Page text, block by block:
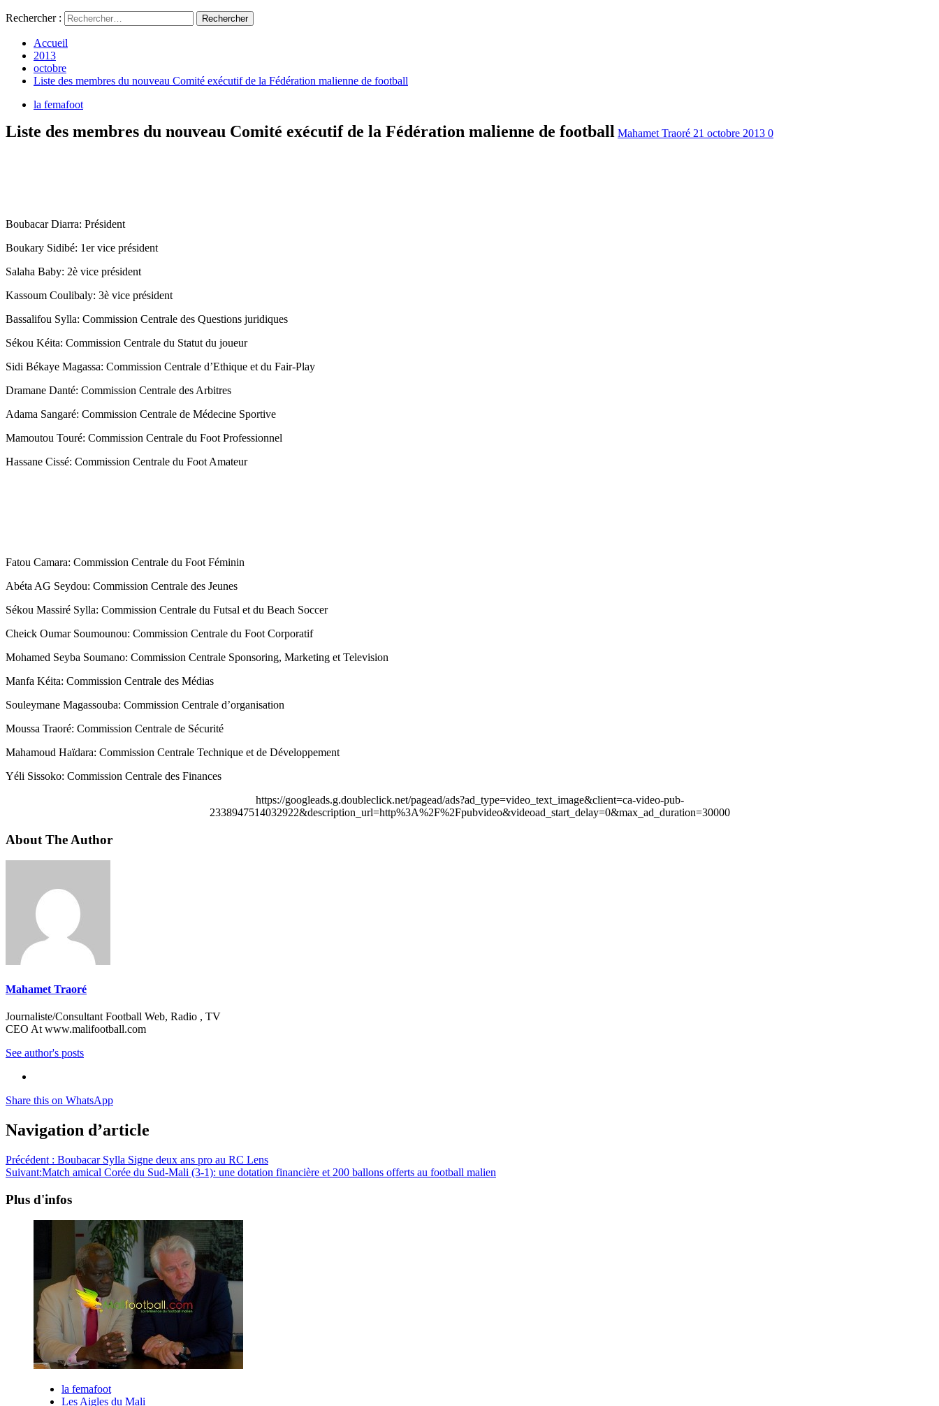
Rechercher :
Accueil
2013
octobre
Liste des membres du nouveau Comité exécutif de la Fédération malienne de football
la femafoot
Liste des membres du nouveau Comité exécutif de la Fédération malienne de football Mahamet Traoré 21 octobre 2013 0
Boubacar Diarra: Président
Boukary Sidibé: 1er vice président
Salaha Baby: 2è vice président
Kassoum Coulibaly: 3è vice président
Bassalifou Sylla: Commission Centrale des Questions juridiques
Sékou Kéita: Commission Centrale du Statut du joueur
Sidi Békaye Magassa: Commission Centrale d’Ethique et du Fair-Play
Dramane Danté: Commission Centrale des Arbitres
Adama Sangaré: Commission Centrale de Médecine Sportive
Mamoutou Touré: Commission Centrale du Foot Professionnel
Hassane Cissé: Commission Centrale du Foot Amateur
Fatou Camara: Commission Centrale du Foot Féminin
Abéta AG Seydou: Commission Centrale des Jeunes
Sékou Massiré Sylla: Commission Centrale du Futsal et du Beach Soccer
Cheick Oumar Soumounou: Commission Centrale du Foot Corporatif
Mohamed Seyba Soumano: Commission Centrale Sponsoring, Marketing et Television
Manfa Kéita: Commission Centrale des Médias
Souleymane Magassouba: Commission Centrale d’organisation
Moussa Traoré: Commission Centrale de Sécurité
Mahamoud Haïdara: Commission Centrale Technique et de Développement
Yéli Sissoko: Commission Centrale des Finances
https://googleads.g.doubleclick.net/pagead/ads?ad_type=video_text_image&client=ca-video-pub-
2338947514032922&description_url=http%3A%2F%2Fpubvideo&videoad_start_delay=0&max_ad_duration=30000
About The Author
Mahamet Traoré
Journaliste/Consultant Football Web, Radio , TV
CEO At www.malifootball.com
See author's posts
Share this on WhatsApp
Navigation d’article
Précédent : Boubacar Sylla Signe deux ans pro au RC Lens
Suivant:Match amical Corée du Sud-Mali (3-1): une dotation financière et 200 ballons offerts au football malien
Plus d'infos
la femafoot
Les Aigles du Mali